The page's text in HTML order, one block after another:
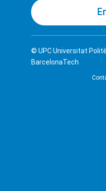
© UPCUniversitat
BarcelonaTech